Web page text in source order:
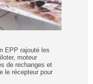
EPP rajouté les
moteur
de rechanges et
le récepteur pour